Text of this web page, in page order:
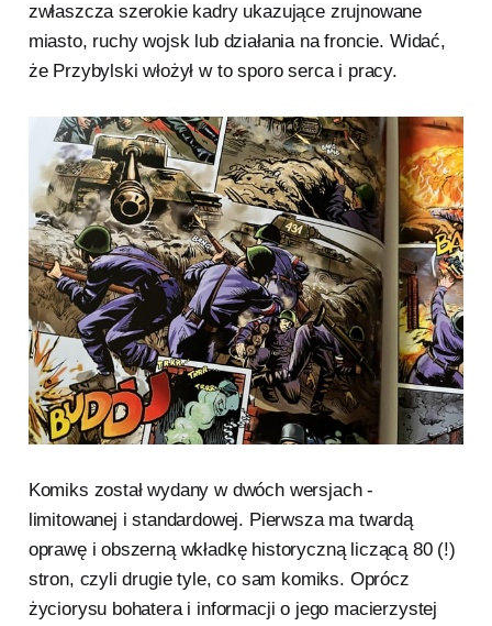
zwłaszcza szerokie kadry ukazujące zrujnowane
miasto, ruchy wojsk lub działania na froncie. Widać,
że Przybylski włożył w to sporo serca i pracy.
Komiks został wydany w dwóch wersjach -
limitowanej i standardowej. Pierwsza ma twardą
oprawę i obszerną wkładkę historyczną liczącą 80 (!)
stron, czyli drugie tyle, co sam komiks. Oprócz
życiorysu bohatera i informacji o jego macierzystej